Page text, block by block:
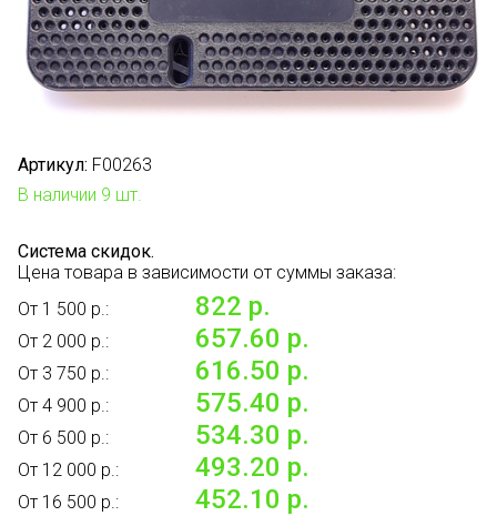
Артикул: F00263
В наличии 9 шт.
Система скидок.
Цена товара в зависимости от суммы заказа:
От 1 500 р.:
822 р.
От 2 000 р.: 657.60 р.
От 3 750 р.: 616.50 р.
От 4 900 р.: 575.40 р.
От 6 500 р.: 534.30 р.
От 12 000 р.: 493.20 р.
От 16 500 р.: 452.10 р.